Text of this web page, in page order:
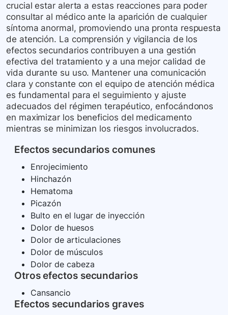
crucial estar alerta a estas reacciones para poder
consultar al médico ante la aparición de cualquier
síntoma anormal, promoviendo una pronta respuesta
de atención. La comprensión y vigilancia de los
efectos secundarios contribuyen a una gestión
efectiva del tratamiento y a una mejor calidad de
vida durante su uso. Mantener una comunicación
clara y constante con el equipo de atención médica
es fundamental para el seguimiento y ajuste
adecuados del régimen terapéutico, enfocándonos
en maximizar los beneficios del medicamento
mientras se minimizan los riesgos involucrados.
Efectos secundarios comunes
Enrojecimiento
Hinchazón
Hematoma
Picazón
Bulto en el lugar de inyección
Dolor de huesos
Dolor de articulaciones
Dolor de músculos
Dolor de cabeza
Otros efectos secundarios
Cansancio
Efectos secundarios graves